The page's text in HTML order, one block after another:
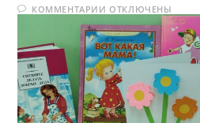
—
свет
любви!
КОММЕНТАРИИ К
ЗАПИСИ
СВЕТ
МАТЕРИНСТВА
—
СВЕТ
ЛЮБВИ!
ОТКЛЮЧЕНЫ